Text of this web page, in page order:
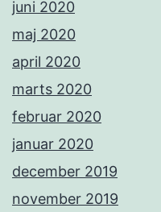
juni 2020
maj 2020
april 2020
marts 2020
februar 2020
januar 2020
december 2019
november 2019